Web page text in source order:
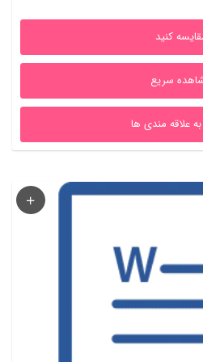
1,155,000ریال
کنید
سریع
علاقه مندی ها